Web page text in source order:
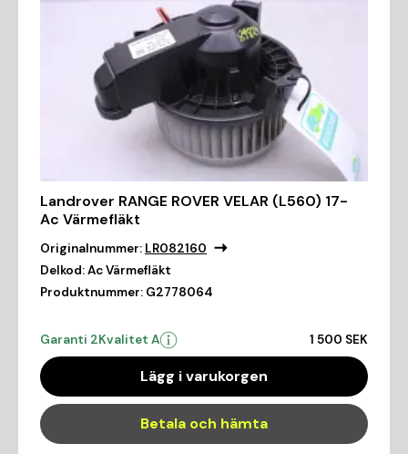
Landrover RANGE ROVER VELAR (L560) 17-
Ac Värmefläkt
Originalnummer: LR082160
Delkod:Ac Värmefläkt
Produktnummer: G2778064
Garanti 2Kvalitet A 1 500 SEK
Lägg i varukorgen
Betala och hämta